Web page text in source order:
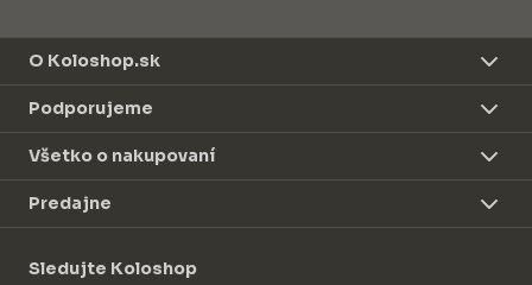
O Koloshop.sk
Podporujeme
Všetko o nakupovaní
Predajne
Sledujte Koloshop